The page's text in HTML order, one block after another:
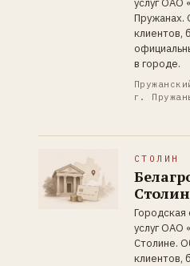
услуг ОАО
Пружанах.
клиентов,
в городе.
г.
СТОЛИН
Городская
услуг ОАО
Столине.
клиентов,